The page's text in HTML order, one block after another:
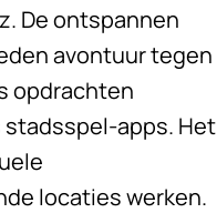
De ontspannen
avontuur tegen
opdrachten
stadsspel-apps. Het
locaties werken.